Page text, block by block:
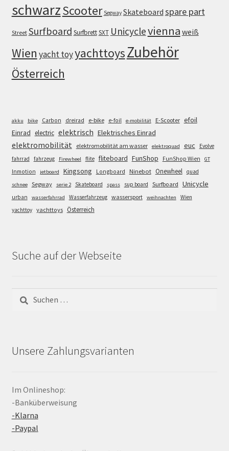
schwarzScooter Segway Skateboard spare part
Street Surfboard SurfbrettSXT Unicyclevienna weiß
Wien yacht toyyachttoysZubehör
Österreich
akku bike Carbon dreirad e-bike e-foil e-mobilität E-Scooter efoil
Einrad electric elektrisch Elektrisches Einrad
elektromobilität elektromobilität am wasser elektroquad euc
Evolve
fahrrad
fahrzeug Firewheel flite fliteboard FunShop FunShop Wien GT
Inmotion jetboard Kingsong Longboard Ninebot Onewheel quad
schnee Segway serie 2 Skateboard spass sup board Surfboard Unicycle
urban wasserfahrrad Wasserfahrzeug wassersport weihnachten
Wien
yachttoy yachttoys Österreich
Suche auf der Webseite
Suchen
nach:
Unsere Zahlungsvarianten
Im Onlineshop:
-Banküberweisung
-Klarna
-Paypal